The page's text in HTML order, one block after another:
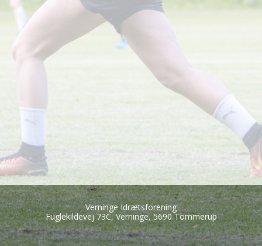
Verninge Idrætsforening
Fuglekildevej 73C, Verninge, 5690 Tommerup